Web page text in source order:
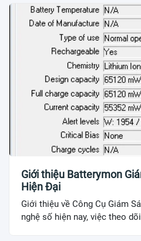
Giới thiệu Batterymon
Hiện Đại
Giới thiệu về Công Cụ Giám
nghệ số hiện nay, việc theo